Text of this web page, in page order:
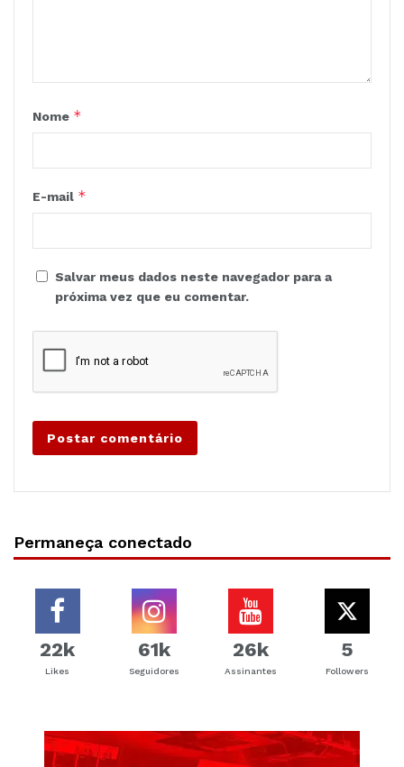
Nome *
E-mail *
Salvar meus dados neste navegador para a
próxima vez que eu comentar.
Permaneça conectado
22k
Likes
61k
Seguidores
26k
Assinantes
5
Followers